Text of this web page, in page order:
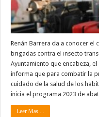
Renán Barrera da a conocer el
brigadas contra el insecto
Ayuntamiento que encabeza,
informa que para combatir la
cuidado de la salud de los
inicia el programa 2023 de
Leer Mas ...